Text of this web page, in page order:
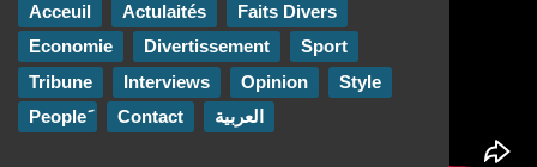
Acceuil Actulaités
Faits Divers
Economie
Divertissement
Sport
Tribune
Interviews Opinion
Style
Contact العربية